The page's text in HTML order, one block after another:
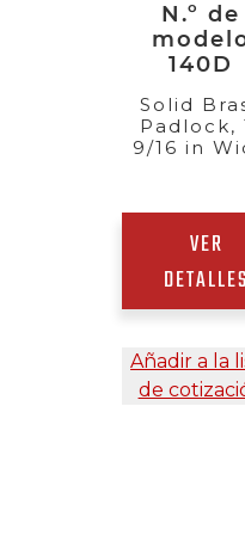
N.º de
140D
Solid
Padlock,
9/16 in
VER
DETALLES
Añadir a la
de